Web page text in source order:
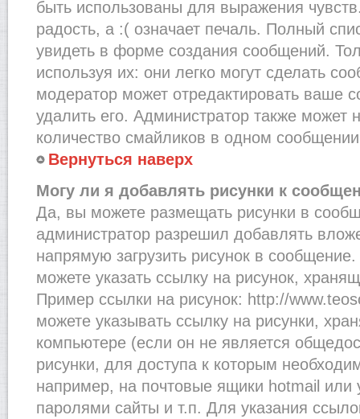
быть использованы для выражения
радость, а :( означает печаль. Полный
увидеть в форме создания сообщений.
используя их: они легко могут сделать
модератор может отредактировать ваше
удалить его. Администратор также может
количество смайликов в одном
Вернуться наверх
Могу ли я добавлять рисунки к
Да, вы можете размещать рисунки в
администратор разрешил добавлять
напрямую загрузить рисунок в
можете указать ссылку на рисунок,
Пример ссылки на рисунок: http://
можете указывать ссылку на рисунки,
компьютере (если он не является
рисунки, для доступа к которым
например, на почтовые ящики hotmail
паролями сайты и т.п. Для указания